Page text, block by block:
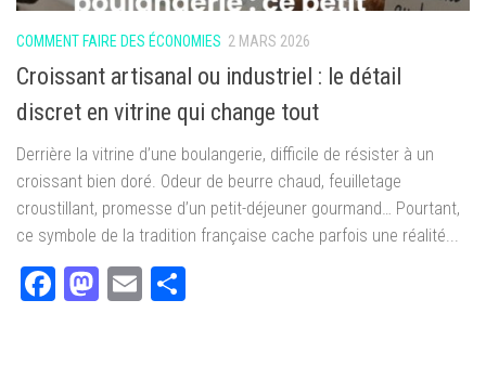
COMMENT FAIRE DES ÉCONOMIES 2 MARS 2026
Croissant artisanal ou industriel : le détail
discret en vitrine qui change tout
Derrière la vitrine d’une boulangerie, difficile de résister à un
croissant bien doré. Odeur de beurre chaud, feuilletage
croustillant, promesse d’un petit-déjeuner gourmand… Pourtant,
ce symbole de la tradition française cache parfois une réalité...
Facebook
Mastodon
Email